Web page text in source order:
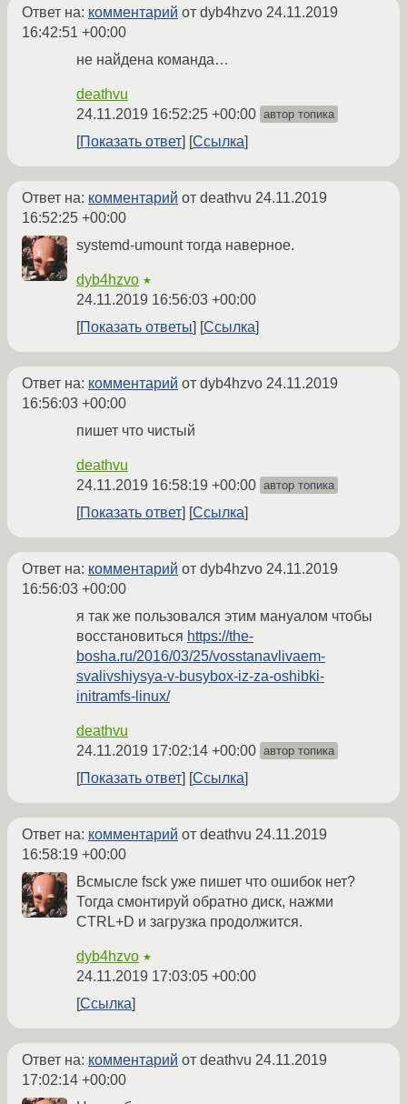
Ответ на: комментарий от dyb4hzvo 24.11.2019
16:42:51 +00:00
не найдена команда…
deathvu
24.11.2019 16:52:25 +00:00 автор топика
Показать ответ Ссылка
Ответ на: комментарий от deathvu 24.11.2019
16:52:25 +00:00
systemd-umount тогда наверное.
dyb4hzvo ★
24.11.2019 16:56:03 +00:00
Показать ответы
Ссылка
Ответ на: комментарий от dyb4hzvo 24.11.2019
16:56:03 +00:00
пишет что чистый
deathvu
24.11.2019 16:58:19 +00:00 автор топика
Показать ответ Ссылка
Ответ на: комментарий от dyb4hzvo 24.11.2019
16:56:03 +00:00
я так же пользовался этим мануалом чтобы
восстановиться https://the-
bosha.ru/2016/03/25/vosstanavlivaem-
svalivshiysya-v-busybox-iz-za-oshibki-
initramfs-linux/
deathvu
24.11.2019 17:02:14 +00:00 автор топика
Показать ответ Ссылка
Ответ на: комментарий от deathvu 24.11.2019
16:58:19 +00:00
Всмысле fsck уже пишет что ошибок нет?
Тогда смонтируй обратно диск, нажми
CTRL+D и загрузка продолжится.
dyb4hzvo ★
24.11.2019 17:03:05 +00:00
Ссылка
Ответ на: комментарий от deathvu 24.11.2019
17:02:14 +00:00